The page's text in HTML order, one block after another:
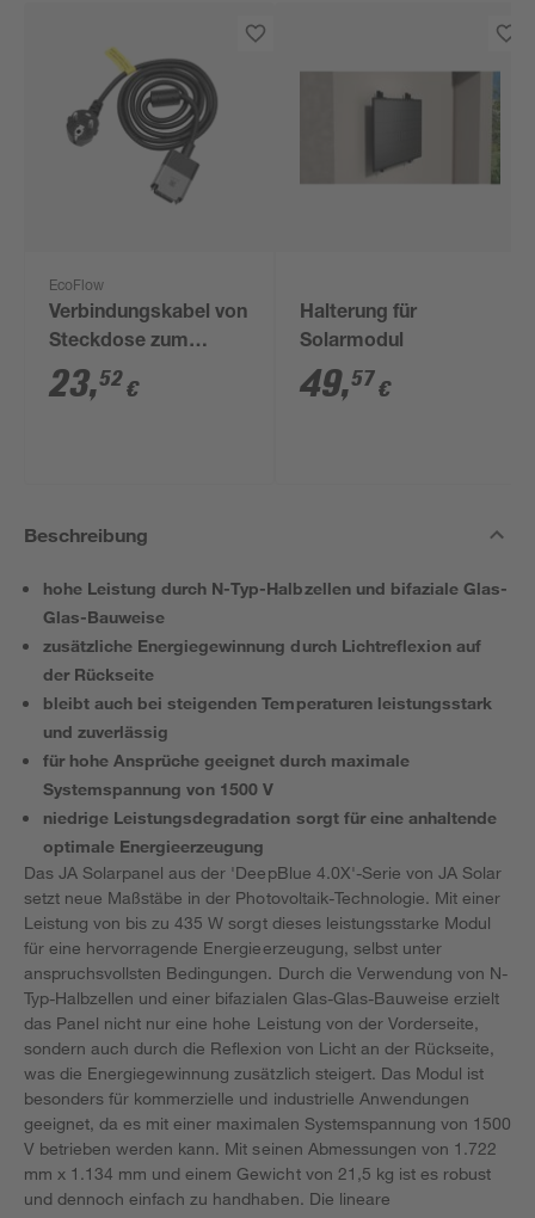
EcoFlow
Verbindungskabel von
Steckdose zum
Powerstream 5 m
23,52€
Halterung für
Solarmodul
49,57€
Beschreibung
hohe Leistung durch N-Typ-Halbzellen und bifaziale Glas-
Glas-Bauweise
zusätzliche Energiegewinnung durch Lichtreflexion auf
der Rückseite
bleibt auch bei steigenden Temperaturen leistungsstark
und zuverlässig
für hohe Ansprüche geeignet durch maximale
Systemspannung von 1500 V
niedrige Leistungsdegradation sorgt für eine anhaltende
optimale Energieerzeugung
Das JA Solarpanel aus der 'DeepBlue 4.0X'-Serie von JA Solar
setzt neue Maßstäbe in der Photovoltaik-Technologie. Mit einer
Leistung von bis zu 435 W sorgt dieses leistungsstarke Modul
für eine hervorragende Energieerzeugung, selbst unter
anspruchsvollsten Bedingungen. Durch die Verwendung von N-
Typ-Halbzellen und einer bifazialen Glas-Glas-Bauweise erzielt
das Panel nicht nur eine hohe Leistung von der Vorderseite,
sondern auch durch die Reflexion von Licht an der Rückseite,
was die Energiegewinnung zusätzlich steigert. Das Modul ist
besonders für kommerzielle und industrielle Anwendungen
geeignet, da es mit einer maximalen Systemspannung von 1500
V betrieben werden kann. Mit seinen Abmessungen von 1.722
mm x 1.134 mm und einem Gewicht von 21,5 kg ist es robust
und dennoch einfach zu handhaben. Die lineare